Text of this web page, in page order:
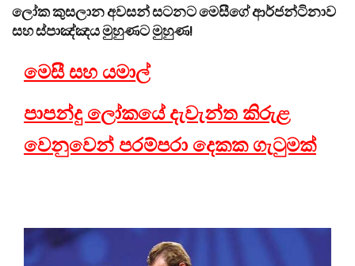
ලෝක කුසලාන අවසන් සටනට මෙසීගේ ආර්ජන්ටිනාව
සහ ස්පාඤ්ඤය මුහුණට මුහුණ!
මෙසී සහ යමාල්
පාපන්දු ලෝකයේ දැවැන්ත කිරුළ
වෙනුවෙන් පරම්පරා දෙකක ගැටුමක්